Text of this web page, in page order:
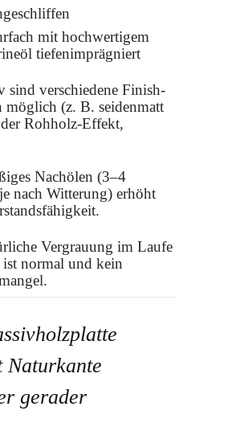
mit hochwertigem
tiefenimprägniert
sind verschiedene Finish-
möglich (z. B. seidenmatt
Rohholz-Effekt,
Nachölen (3–4
nach Witterung) erhöht
Vergrauung im Laufe
ist normal und kein
Naturkante
gerader